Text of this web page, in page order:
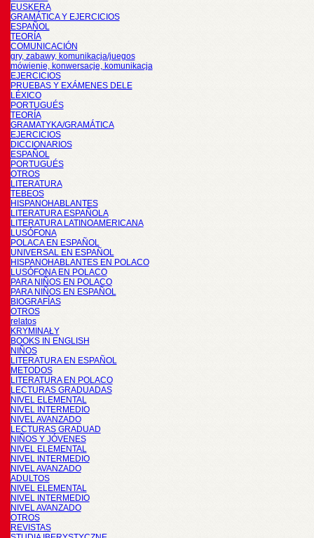
EUSKERA
GRAMÁTICA Y EJERCICIOS
ESPAÑOL
TEORÍA
COMUNICACIÓN
gry, zabawy, komunikacja/juegos
mówienie, konwersacje, komunikacja
EJERCICIOS
PRUEBAS Y EXÁMENES DELE
LÉXICO
PORTUGUÉS
TEORÍA
GRAMATYKA/GRAMÁTICA
EJERCICIOS
DICCIONARIOS
ESPAÑOL
PORTUGUÉS
OTROS
LITERATURA
TEBEOS
HISPANOHABLANTES
LITERATURA ESPAÑOLA
LITERATURA LATINOAMERICANA
LUSÓFONA
POLACA EN ESPAÑOL
UNIVERSAL EN ESPAÑOL
HISPANOHABLANTES EN POLACO
LUSÓFONA EN POLACO
PARA NIÑOS EN POLACO
PARA NIÑOS EN ESPAÑOL
BIOGRAFÍAS
OTROS
relatos
KRYMINAŁY
BOOKS IN ENGLISH
NIÑOS
LITERATURA EN ESPAÑOL
METODOS
LITERATURA EN POLACO
LECTURAS GRADUADAS
NIVEL ELEMENTAL
NIVEL INTERMEDIO
NIVEL AVANZADO
LECTURAS GRADUAD
NIÑOS Y JÓVENES
NIVEL ELEMENTAL
NIVEL INTERMEDIO
NIVEL AVANZADO
ADULTOS
NIVEL ELEMENTAL
NIVEL INTERMEDIO
NIVEL AVANZADO
OTROS
REVISTAS